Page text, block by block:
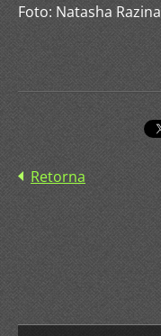
Foto: Natasha Razina
Retorna